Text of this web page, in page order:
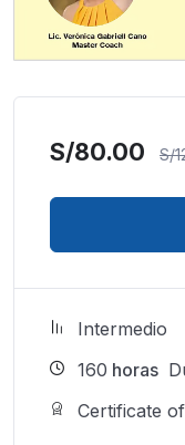
S/80.00 S/
Intermedio
160 horas
Certificate